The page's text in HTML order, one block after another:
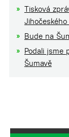
Tisková
Bude na
Podali jsme
Šumavě